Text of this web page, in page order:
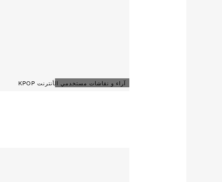
آراء و نقاشات مستخدمي الأنترنت KPOP